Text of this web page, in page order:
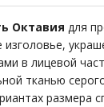
Октавия для
в лицевой
тканью
размера